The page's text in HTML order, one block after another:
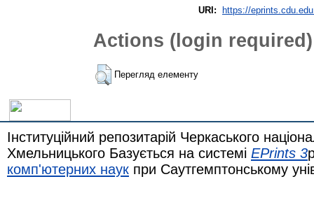
URI: https://
Actions (login required)
Перегляд елементу
Інституційний репозитарій Черкаського
Хмельницького Базується на системі EPrints 3
комп'ютерних наук при Саутгемптонському